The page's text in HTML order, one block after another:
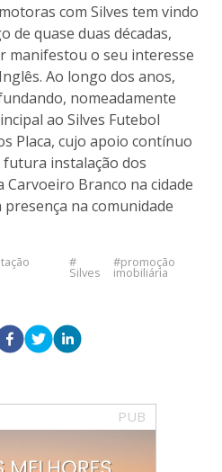
com Silves tem vindo
de quase duas décadas,
manifestou o seu interesse
Ao longo dos anos,
nomeadamente
ao Silves Futebol
Placa, cujo apoio contínuo
instalação dos
Branco na cidade
na comunidade
Silves
promoção
imobiliária
PUB